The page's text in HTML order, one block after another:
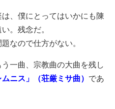
、僕にとってはいかにも陳
。残念だ。
なので仕方がない。
一曲、宗教曲の大曲を残し
ムニス」（荘厳ミサ曲） であ